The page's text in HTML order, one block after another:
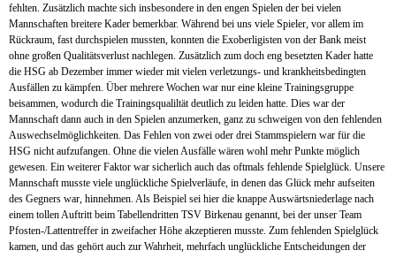
fehlten. Zusätzlich machte sich insbesondere in den engen Spielen der bei vielen
Mannschaften breitere Kader bemerkbar. Während bei uns viele Spieler, vor allem im
Rückraum, fast durchspielen mussten, konnten die Exoberligisten von der Bank meist
ohne großen Qualitätsverlust nachlegen. Zusätzlich zum doch eng besetzten Kader hatte
die HSG ab Dezember immer wieder mit vielen verletzungs- und krankheitsbedingten
Ausfällen zu kämpfen. Über mehrere Wochen war nur eine kleine Trainingsgruppe
beisammen, wodurch die Trainingsqualiltät deutlich zu leiden hatte. Dies war der
Mannschaft dann auch in den Spielen anzumerken, ganz zu schweigen von den fehlenden
Auswechselmöglichkeiten. Das Fehlen von zwei oder drei Stammspielern war für die
HSG nicht aufzufangen. Ohne die vielen Ausfälle wären wohl mehr Punkte möglich
gewesen. Ein weiterer Faktor war sicherlich auch das oftmals fehlende Spielglück. Unsere
Mannschaft musste viele unglückliche Spielverläufe, in denen das Glück mehr aufseiten
des Gegners war, hinnehmen. Als Beispiel sei hier die knappe Auswärtsniederlage nach
einem tollen Auftritt beim Tabellendritten TSV Birkenau genannt, bei der unser Team
Pfosten-/Lattentreffer in zweifacher Höhe akzeptieren musste. Zum fehlenden Spielglück
kamen, und das gehört auch zur Wahrheit, mehrfach unglückliche Entscheidungen der